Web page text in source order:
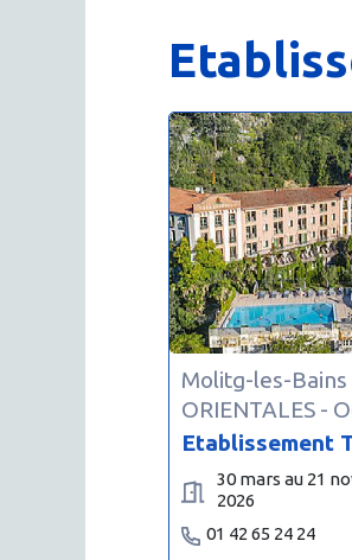
Molitg-les-Bains
ORIENTALES -
Etablissement
30 mars au 21
2026
01 42 65 24 24